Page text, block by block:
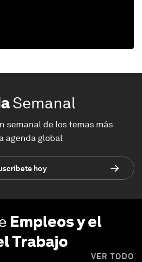
Semanal
semanal de los temas más
agenda global
hoy
Empleos y el
Trabajo
VER TODO